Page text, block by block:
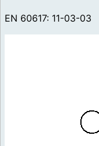
EN 60617: 11-03-03